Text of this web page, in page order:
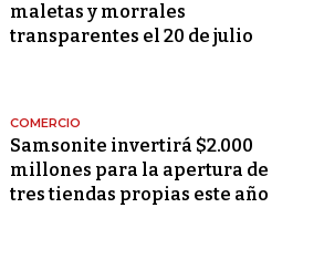
maletas y morrales
transparentes el 20 de julio
COMERCIO
Samsonite invertirá $2.000
millones para la apertura de
tres tiendas propias este año